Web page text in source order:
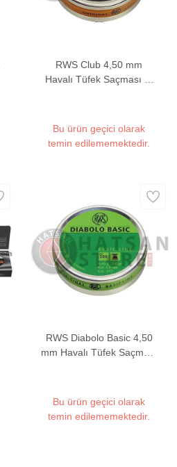
RWS Club 4,50 mm
Havalı Tüfek Saçması (7
Bu ürün geçici olarak
temin edilememektedir.
RWS Diabolo Basic 4,50
mm Havalı Tüfek Saçması
Bu ürün geçici olarak
temin edilememektedir.